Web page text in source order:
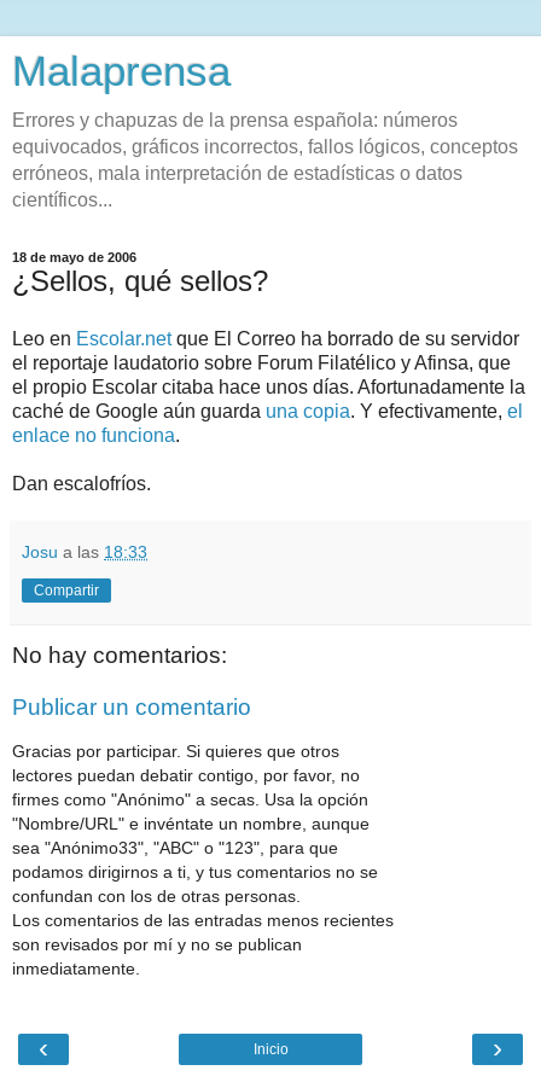
Malaprensa
Errores y chapuzas de la prensa española: números
equivocados, gráficos incorrectos, fallos lógicos, conceptos
erróneos, mala interpretación de estadísticas o datos
científicos...
18 de mayo de 2006
¿Sellos, qué sellos?
Leo en Escolar.netque El Correo ha borrado de su servidor
el reportaje laudatorio sobre Forum Filatélico y Afinsa, que
el propio Escolar citaba hace unos días. Afortunadamente la
caché de Google aún guarda una copia. Y efectivamente, el
enlace no funciona.
Dan escalofríos.
Josu a las 18:33
Compartir
No hay comentarios:
Publicar un comentario
Gracias por participar. Si quieres que otros
lectores puedan debatir contigo, por favor, no
firmes como "Anónimo" a secas. Usa la opción
"Nombre/URL" e invéntate un nombre, aunque
sea "Anónimo33", "ABC" o "123", para que
podamos dirigirnos a ti, y tus comentarios no se
confundan con los de otras personas.
Los comentarios de las entradas menos recientes
son revisados por mí y no se publican
inmediatamente.
‹ ›
Inicio